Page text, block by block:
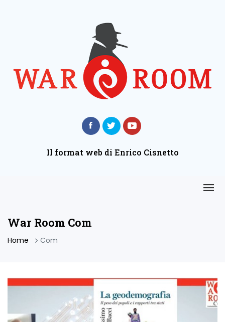
Il format web di Enrico Cisnetto
War Room Com
Home Com